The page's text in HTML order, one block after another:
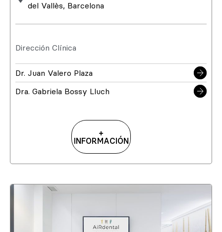
del Vallès, Barcelona
Dirección Clínica
Dr. Juan Valero Plaza
Dra. Gabriela Bossy Lluch
+
INFORMACIÓN